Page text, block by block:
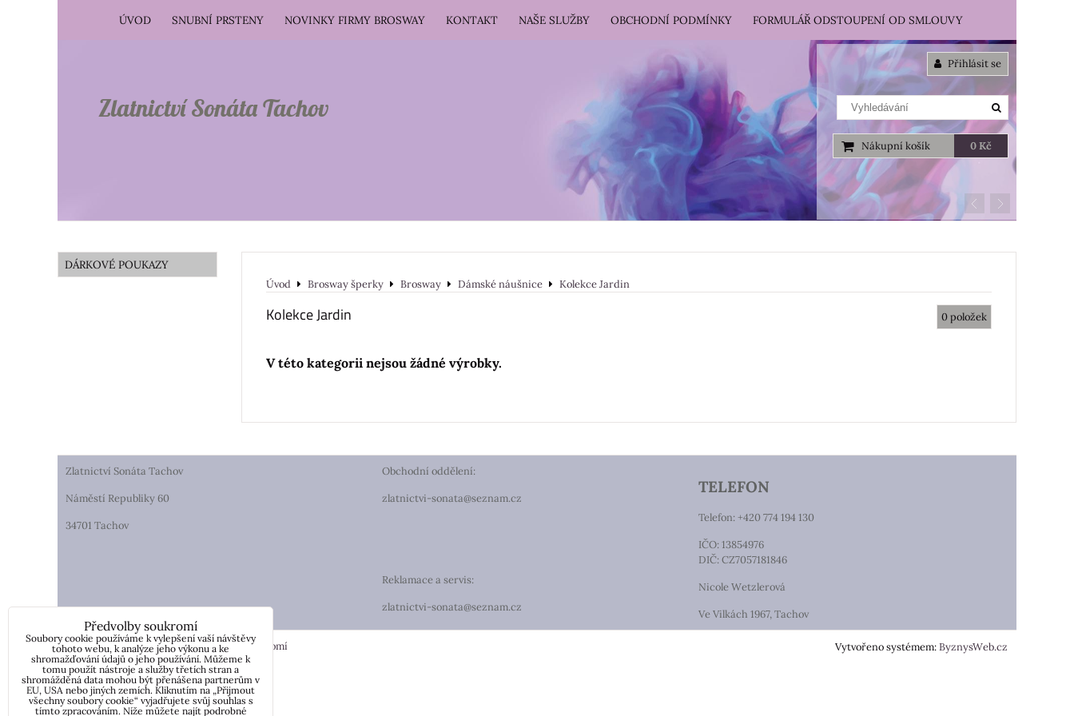
Přihlásit se
Nákupní košík 0 Kč
Zlatnictví Sonáta Tachov
ÚVOD SNUBNÍ PRSTENY NOVINKY FIRMY BROSWAY KONTAKT NAŠE SLUŽBY OBCHODNÍ PODMÍNKY FORMULÁŘ ODSTOUPENÍ OD SMLOUVY
Úvod Brosway šperky Brosway Dámské náušnice Kolekce Jardin
Kolekce Jardin 0položek
DÁRKOVÉ POUKAZY
Zlatnictví Sonáta Tachov
Náměstí Republiky 60
34701 Tachov
Obchodní oddělení:
zlatnictvi-sonata@seznam.cz
Reklamace a servis:
zlatnictvi-sonata@seznam.cz
TELEFON
Telefon: +420 774 194 130
IČO: 13854976
DIČ: CZ7057181846
Nicole Wetzlerová
Ve Vilkách 1967, Tachov
Předvolby soukromí Zásady ochrany soukromí Vytvořeno systémem:ByznysWeb.cz
Předvolby soukromí
Soubory cookie používáme k vylepšení vaší návštěvy
tohoto webu, k analýze jeho výkonu a ke
shromažďování údajů o jeho používání. Můžeme k
tomu použít nástroje a služby třetích stran a
shromážděná data mohou být přenášena partnerům v
EU, USA nebo jiných zemích. Kliknutím na „Přijmout
všechny soubory cookie“ vyjadřujete svůj souhlas s
tímto zpracováním. Níže můžete najít podrobné